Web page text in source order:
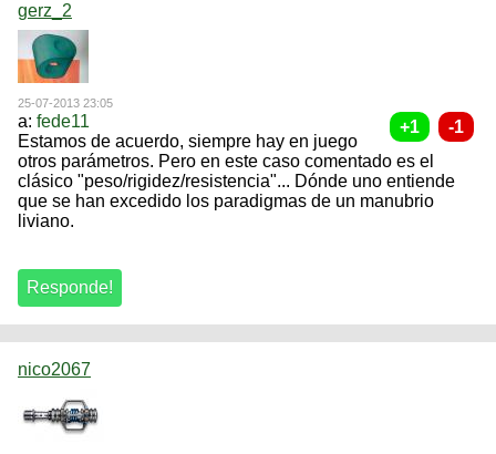
gerz_2
25-07-2013 23:05
a: fede11
Estamos de acuerdo, siempre hay en juego
otros parámetros. Pero en este caso comentado es el
clásico "peso/rigidez/resistencia"... Dónde uno entiende
que se han excedido los paradigmas de un manubrio
liviano.
nico2067